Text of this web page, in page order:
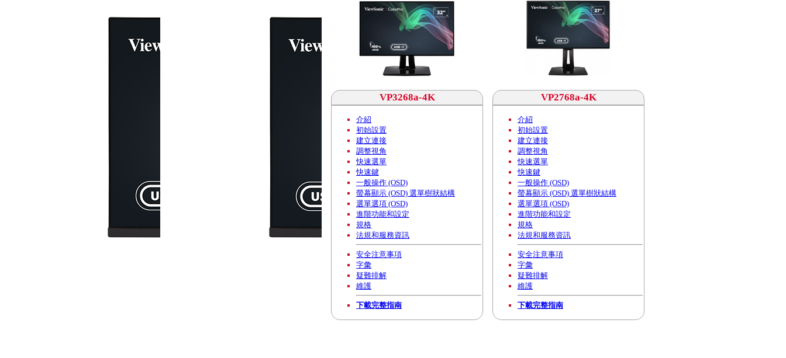
VP3268a-4K
介紹
初始設置
建立連接
調整視角
快速選單
快速鍵
一般操作 (OSD)
螢幕顯示 (OSD) 選單樹狀結構
選單選項 (OSD)
進階功能和設定
規格
法規和服務資訊
安全注意事項
字彙
疑難排解
維護
下載完整指南
VP2768a-4K
介紹
初始設置
建立連接
調整視角
快速選單
快速鍵
一般操作 (OSD)
螢幕顯示 (OSD) 選單樹狀結構
選單選項 (OSD)
進階功能和設定
規格
法規和服務資訊
安全注意事項
字彙
疑難排解
維護
下載完整指南